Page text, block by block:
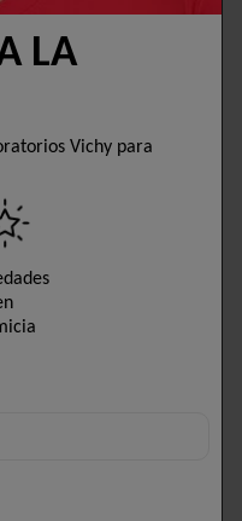
LA
Vichy para